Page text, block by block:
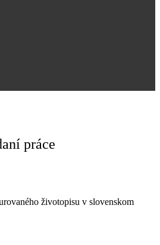
práce
životopisu v slovenskom